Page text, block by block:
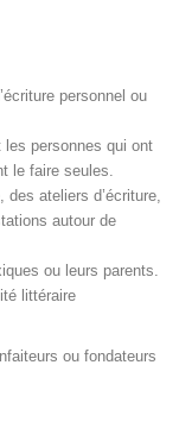
personnel ou
personnes qui ont
le faire seules.
des ateliers d’écriture,
autour de
ou leurs parents.
littéraire
ou fondateurs